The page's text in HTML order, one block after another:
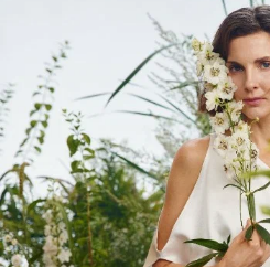
семян овощей от ООО
Подведём итоги в
острый 'Огненный
Острому перчику Холодно
перчики Взяли мы домой!
перчики Огненный букет от
перебрались домой, на
холодные ночи не
улице. А мне...